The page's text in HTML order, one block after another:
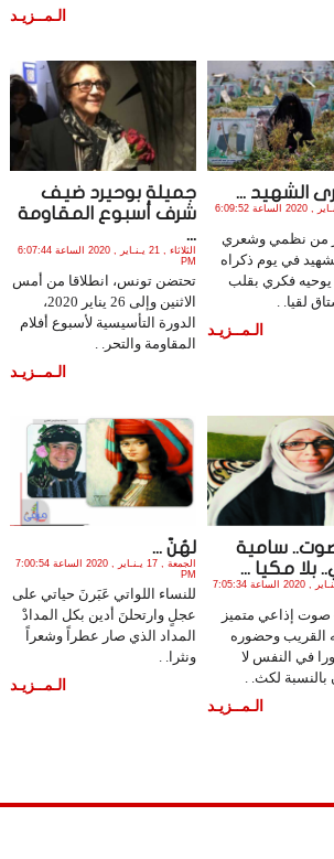
الـمــزيـد
الشهيد ...
الثلاثاء , 21 يـنـاير , 2020 الساعة 6:09:52
من نظمي وشعري
في يوم ذكراه
يوحيه فكري بقلب
لقيا. .
الـمــزيـد
جميلة بوحيرد ضيف
شرف أسبوع المقاومة
...
الثلاثاء , 21 يـنـاير , 2020 الساعة 6:07:44
PM
تحتضن تونس، انطلاقا من أمس
الاثنين وإلى 26 يناير 2020،
الدورة التأسيسية لأسبوع أفلام
المقاومة والتحر. .
الـمــزيـد
سامية
بلا مكيا ...
الجمعة , 17 يـنـاير , 2020 الساعة 7:05:34
- صوت إذاعي متميز
القريب وحضوره
في النفس لا
لكث. .
الـمــزيـد
لهُنّ ...
الجمعة , 17 يـنـاير , 2020 الساعة 7:00:54
PM
للنساء اللواتي عَبَرنَ حياتي على
عجلٍ وارتحلنَ أدين بكل المدادْ
المداد الذي صار عطراً وشعراً
ونثرا. .
الـمــزيـد